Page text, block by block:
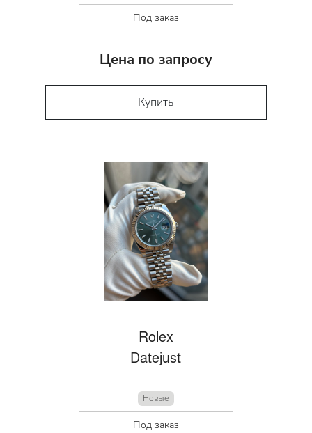
Под заказ
Цена по запросу
Купить
Rolex
Datejust
Новые
Под заказ